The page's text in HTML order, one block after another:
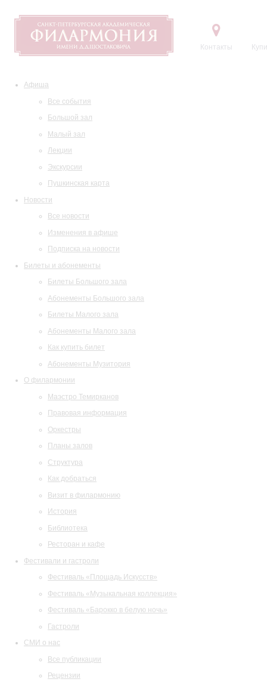
Контакты
Афиша
Все события
Большой зал
Малый зал
Лекции
Экскурсии
Пушкинская карта
Новости
Все новости
Изменения в афише
Подписка на новости
Билеты и абонементы
Билеты Большого зала
Абонементы Большого зала
Билеты Малого зала
Абонементы Малого зала
Как купить билет
Абонементы Музитория
О филармонии
Маэстро Темирканов
Правовая информация
Оркестры
Планы залов
Структура
Как добраться
Визит в филармонию
История
Библиотека
Ресторан и кафе
Фестивали и гастроли
Фестиваль «Площадь Искусств»
Фестиваль «Музыкальная коллекция»
Фестиваль «Барокко в белую ночь»
Гастроли
СМИ о нас
Все публикации
Рецензии